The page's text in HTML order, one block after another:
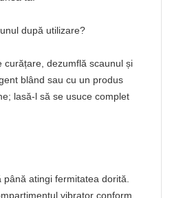
după utilizare?
curățare, dezumflă scaunul și
blând sau cu un produs
lasă-l să se usuce complet
atingi fermitatea dorită.
vibrator conform